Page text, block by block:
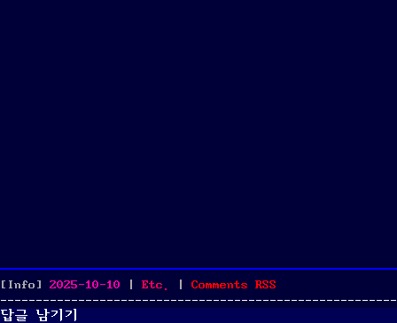
[Info] Posted
on
2025-10-10 Categories
Etc. Comments RSS
답글 남기기